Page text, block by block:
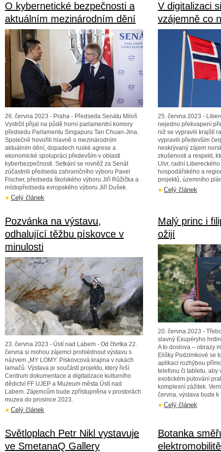
O kybernetické bezpečnosti a
aktuálním mezinárodním dění
26. června 2023 - Praha - Předseda Senátu Miloš
Vystrčil přijal na půdě horní parlamentní komory
předsedu Parlamentu Singapuru Tan Chuan-Jina.
Společně hovořili hlavně o mezinárodním
aktuálním dění, dopadech ruské agrese a
ekonomické spolupráci především v oblasti
kyberbezpečnosti. Setkání se rovněž za Senát
zúčastnili předseda zahraničního výboru Pavel
Fischer, předseda školského výboru Jiří Růžička a
místopředseda evropského výboru Jiří Dušek.
Celý článek
V digitalizaci
vzájemně co
25. června 2023 -
nejedno překvapení
niž se vypravili krajští
vypravili především
neskrývaný zájem
zkušenosti a respekt,
Ulvr, radní
hospodářského a
projektů, územního
Celý článek
Pozvánka na výstavu,
odhalující těžbu pískovce v
minulosti
23. června 2023 - Ústí nad Labem - Od čtvrtka 22.
června si mohou zájemci prohlédnout výstavu s
názvem „MY LOMY: Pískovcová krajina v rukách
lamačů. Výstava je součástí projektu, který řeší
Centrum dokumentace a digitalizace kulturního
dědictví FF UJEP a Muzeum města Ústí nad
Labem. Zájemcům bude zpřístupněna v prostorách
muzea do prosince 2023.
Celý článek
Malý princ i
ožijí
20. června 2023 -
slavný Exupéryho
A to doslova – obrazy
Elišky Podzimkové se
aplikaci rozhýbou
telefonu či tabletu, aby
exotickém putování
komplexní zážitek.
června, výstava bude
Celý článek
Světloplach Petr Nikl vystavuje
ve SmetanaQ Gallery
Botanka
elektromobilitě